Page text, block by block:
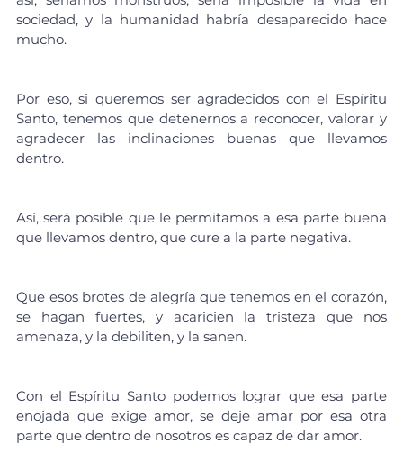
sociedad, y la humanidad habría desaparecido hace
mucho.
Por eso, si queremos ser agradecidos con el Espíritu
Santo, tenemos que detenernos a reconocer, valorar y
agradecer las inclinaciones buenas que llevamos
dentro.
Así, será posible que le permitamos a esa parte buena
que llevamos dentro, que cure a la parte negativa.
Que esos brotes de alegría que tenemos en el corazón,
se hagan fuertes, y acaricien la tristeza que nos
amenaza, y la debiliten, y la sanen.
Con el Espíritu Santo podemos lograr que esa parte
enojada que exige amor, se deje amar por esa otra
parte que dentro de nosotros es capaz de dar amor.